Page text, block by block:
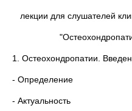
лекции для слушателей
1. Остеохондропатии.
- Определение
- Актуальность